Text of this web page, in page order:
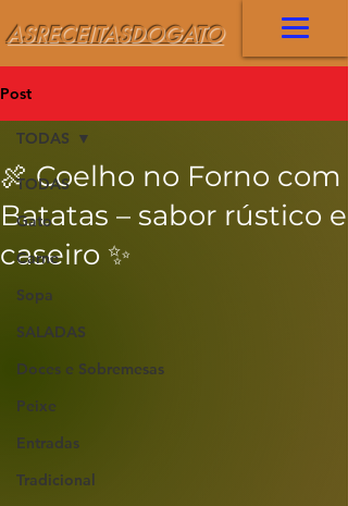
ASRECEITASDOGATO
Post
TODAS
Gato
Carne
Sopa
SALADAS
Doces e Sobremesas
Peixe
Entradas
Tradicional
TODAS
🍖 Coelho no Forno com
Batatas – sabor rústico e
caseiro ✨